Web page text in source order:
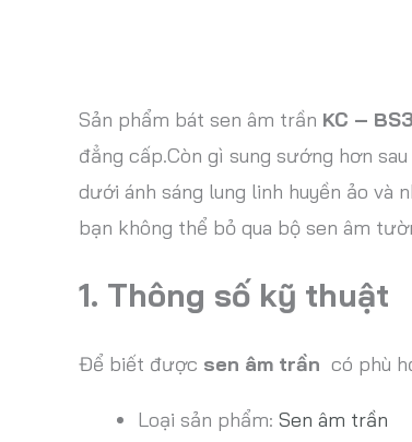
Sản phẩm bát sen âm trần KC –
đẳng cấp.Còn gì sung sướng hơn
dưới ánh sáng lung linh huyền ảo và
bạn không thể bỏ qua bộ sen âm
1. Thông số kỹ thuật
Để biết được sen âm trần có phù
Loại sản phẩm: Sen âm trần